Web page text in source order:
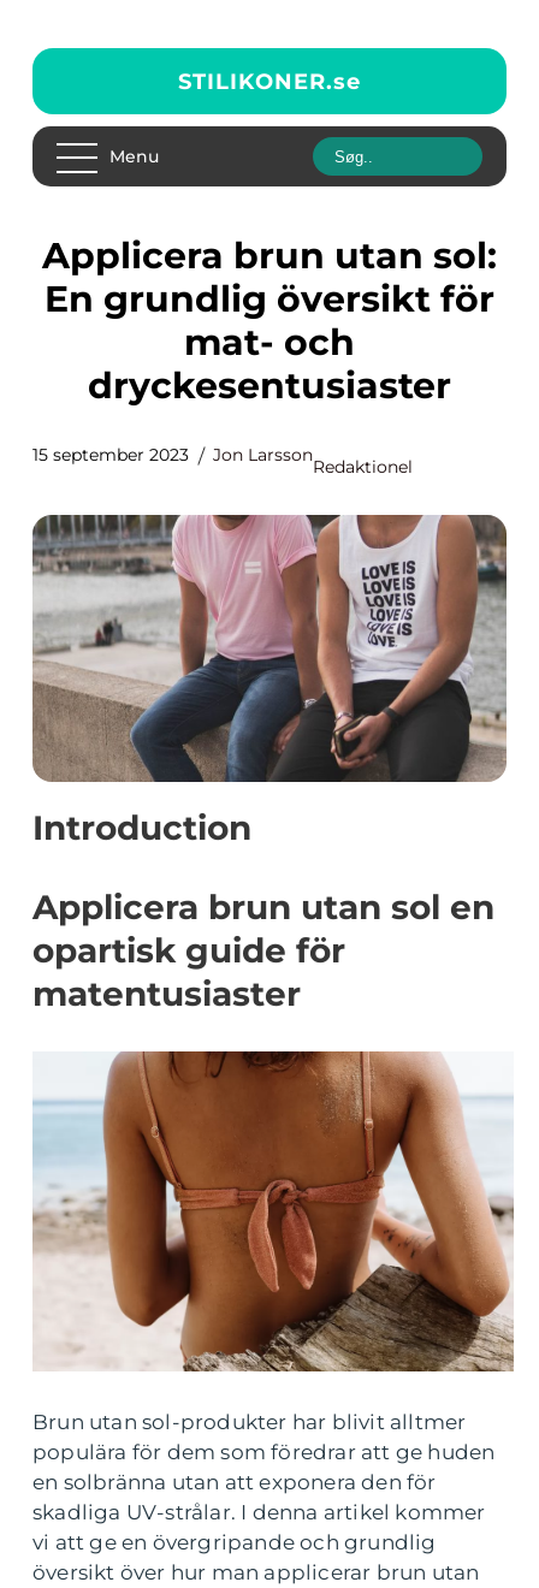
STILIKONER.se
Menu
Applicera brun utan sol:
En grundlig översikt för
mat- och
dryckesentusiaster
15 september 2023 Jon Larsson
Redaktionel
Introduction
Applicera brun utan sol en
opartisk guide för
matentusiaster
Brun utan sol-produkter har blivit alltmer
populära för dem som föredrar att ge huden
en solbränna utan att exponera den för
skadliga UV-strålar. I denna artikel kommer
vi att ge en övergripande och grundlig
översikt över hur man applicerar brun utan